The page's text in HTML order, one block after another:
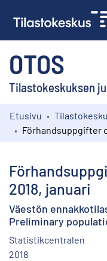
OTOS
Tilastokeskuksen
Kokoelmat
Etusivu
2018, januari
Väestön
Preliminary
Statistikcentralen
2018